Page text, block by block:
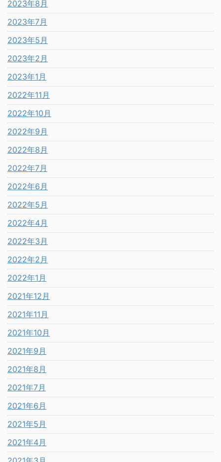
2023年8月
2023年7月
2023年5月
2023年2月
2023年1月
2022年11月
2022年10月
2022年9月
2022年8月
2022年7月
2022年6月
2022年5月
2022年4月
2022年3月
2022年2月
2022年1月
2021年12月
2021年11月
2021年10月
2021年9月
2021年8月
2021年7月
2021年6月
2021年5月
2021年4月